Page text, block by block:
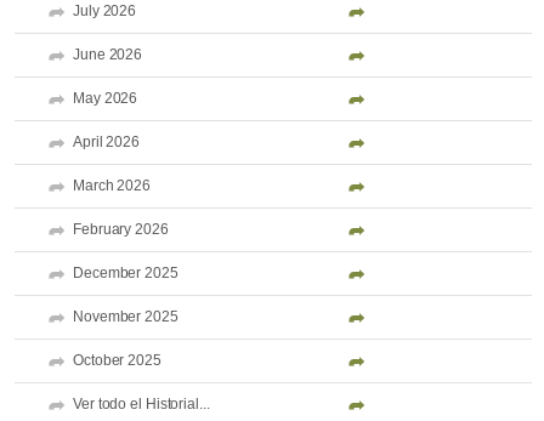
July 2026
June 2026
May 2026
April 2026
March 2026
February 2026
December 2025
November 2025
October 2025
Ver todo el Historial...